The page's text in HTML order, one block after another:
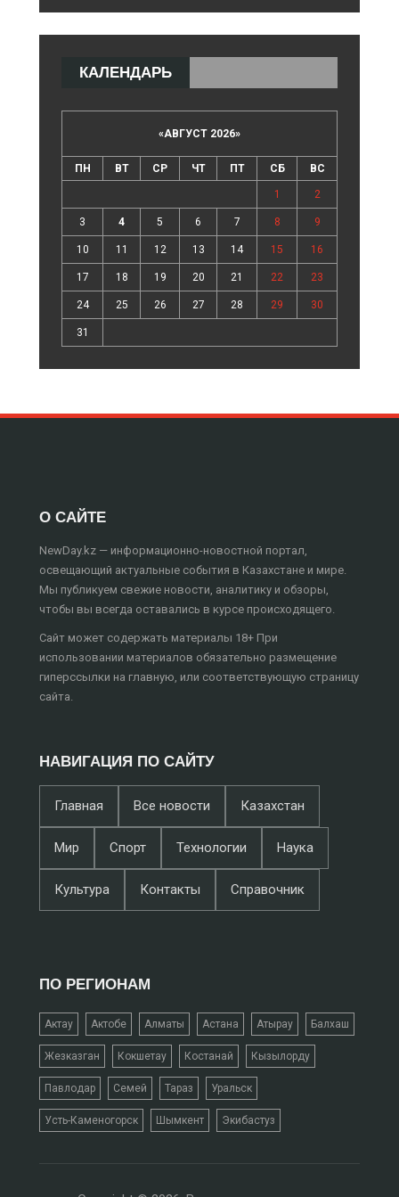
КАЛЕНДАРЬ
«АВГУСТ 2026»
ПН ВТ СР ЧТ ПТ СБ ВС
1 2
3 4 5 6 7 8 9
10 11 12 13 14 15 16
17 18 19 20 21 22 23
24 25 26 27 28 29 30
31
О САЙТЕ
NewDay.kz — информационно-новостной портал,
освещающий актуальные события в Казахстане и мире.
Мы публикуем свежие новости, аналитику и обзоры,
чтобы вы всегда оставались в курсе происходящего.
Сайт может содержать материалы 18+ При
использовании материалов обязательно размещение
гиперссылки на главную, или соответствующую страницу
сайта.
НАВИГАЦИЯ ПО САЙТУ
Главная Все новости Казахстан
Мир Спорт Технологии Наука
Культура Контакты Справочник
ПО РЕГИОНАМ
Актау Актобе Алматы Астана Атырау Балхаш
Жезказган Кокшетау Костанай Кызылорду
Павлодар Семей Тараз Уральск
Усть-Каменогорск Шымкент Экибастуз